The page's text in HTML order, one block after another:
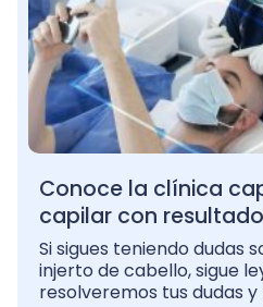
Conoce la clínica
capilar con
Si sigues teniendo dudas
injerto de cabello, sigue
resolveremos tus dudas